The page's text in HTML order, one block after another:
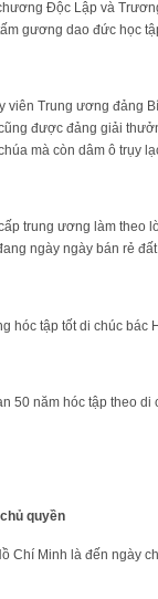
Độc Lập và
gương dao đức học
viên Trung ương đảng
được đảng giải
mà còn dâm ô trụy
trung ương làm theo
ngày ngày bán rẻ
hóc tập tốt di chúc
50 năm hóc tập theo
quyền
Chí Minh là đến ngày